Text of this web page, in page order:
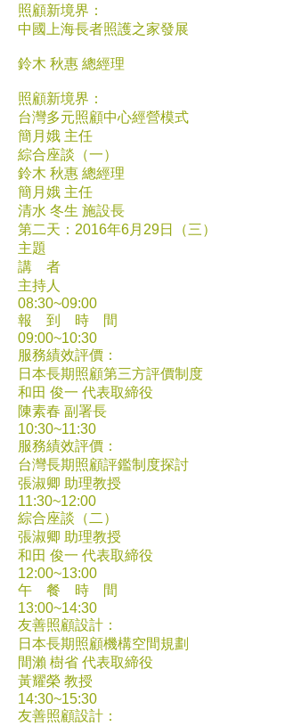
照顧新境界：
中國上海長者照護之家發展
鈴木 秋惠 總經理
照顧新境界：
台灣多元照顧中心經營模式
簡月娥 主任
綜合座談（一）
鈴木 秋惠 總經理
簡月娥 主任
清水 冬生 施設長
第二天：2016年6月29日（三）
主題
講 者
主持人
08:30~09:00
報 到 時 間
09:00~10:30
服務績效評價：
日本長期照顧第三方評價制度
和田 俊一 代表取締役
陳素春 副署長
10:30~11:30
服務績效評價：
台灣長期照顧評鑑制度探討
張淑卿 助理教授
11:30~12:00
綜合座談（二）
張淑卿 助理教授
和田 俊一 代表取締役
12:00~13:00
午 餐 時 間
13:00~14:30
友善照顧設計：
日本長期照顧機構空間規劃
間瀨 樹省 代表取締役
黃耀榮 教授
14:30~15:30
友善照顧設計：